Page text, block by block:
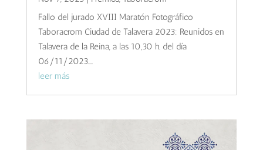
Fallo del jurado XVIII Maratón Fotográfico
Taboracrom Ciudad de Talavera 2023: Reunidos en
Talavera de la Reina, a las 10,30 h. del día
06/11/2023....
leer más